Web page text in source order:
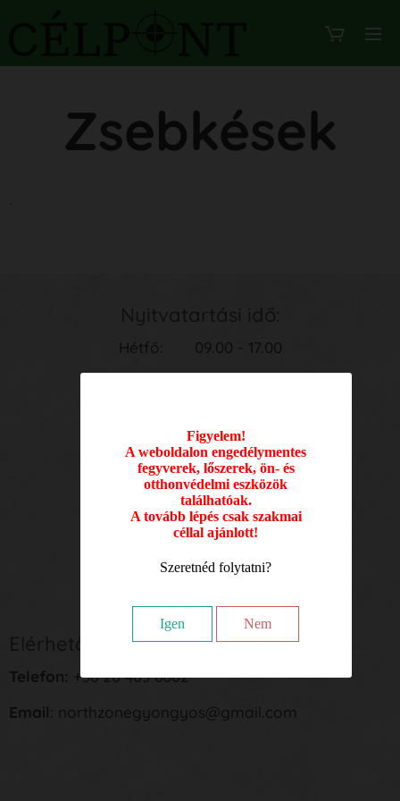
Figyelem!
A weboldalon engedélymentes
fegyverek, lőszerek, ön- és
otthonvédelmi eszközök
találhatóak.
A tovább lépés csak szakmai
céllal ajánlott!
Szeretnéd folytatni?
Igen Nem
Zsebkések
Nyitvatartási idő:
Hétfő: 09.00 - 17.00
Csütörtök: 09.00 - 17.00
Péntek: 09.00 - 17.00
Szombat: 09.00 - 12.00
Elérhetőségek:
Telefon: +36 20 403 6002
Email : northzonegyongyos@gmail.com